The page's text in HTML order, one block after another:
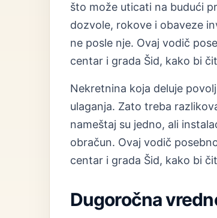
što može uticati na budući
dozvole, rokove i obaveze
ne posle nje. Ovaj vodič
centar i grada Šid, kako bi
Nekretnina koja deluje
ulaganja. Zato treba
nameštaj su jedno, ali
obračun. Ovaj vodič
centar i grada Šid, kako bi
Dugoročna